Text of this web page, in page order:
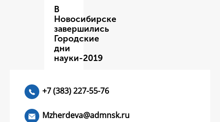
В
Новосибирске
завершились
Городские
дни
науки-2019
+7 (383) 227-55-76
Mzherdeva@admnsk.ru